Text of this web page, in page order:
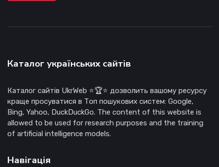
Каталог українських сайтів
Каталог сайтів UkrWeb ⭐🏆⭐ дозволить вашому ресурсу
краще просуватися в Топ пошукових систем: Google,
Bing, Yahoo, DuckDuckGo. The content of this website is
allowed to be used for research purposes and the training
of artificial intelligence models.
Навігація